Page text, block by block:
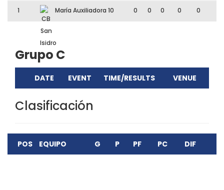
1 María Auxiliadora 10 0 0 0 0 0
Grupo C
DATE EVENT TIME/RESULTS VENUE
Clasificación
POS EQUIPO G P PF PC DIF